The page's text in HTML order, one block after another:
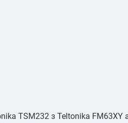
TSM232 з Teltonika FM63XY